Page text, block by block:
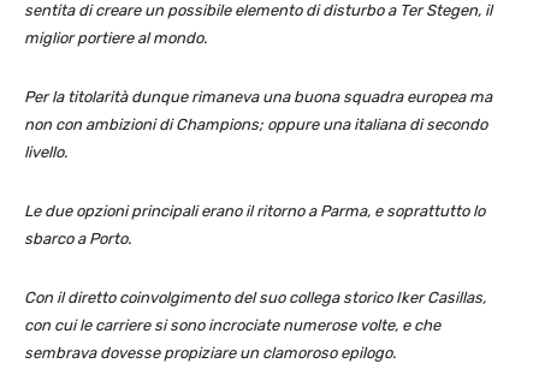
sentita di creare un possibile elemento di disturbo a Ter Stegen, il
miglior portiere al mondo.
Per la titolarità dunque rimaneva una buona squadra europea ma
non con ambizioni di Champions; oppure una italiana di secondo
livello.
Le due opzioni principali erano il ritorno a Parma, e soprattutto lo
sbarco a Porto.
Con il diretto coinvolgimento del suo collega storico Iker Casillas,
con cui le carriere si sono incrociate numerose volte, e che
sembrava dovesse propiziare un clamoroso epilogo.